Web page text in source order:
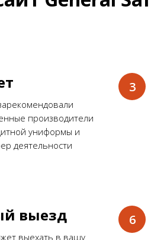
производители
униформы и
деятельности
выезд
выехать в вашу